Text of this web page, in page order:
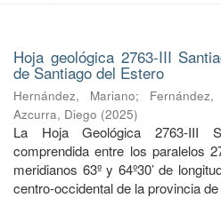
Hoja geológica 2763-III
de Santiago del Estero
Hernández, Mariano; Fernández,
Azcurra, Diego (2025)
La Hoja Geológica 2763-III
comprendida entre los paralelos
meridianos 63º y 64º30’ de
centro-occidental de la provincia